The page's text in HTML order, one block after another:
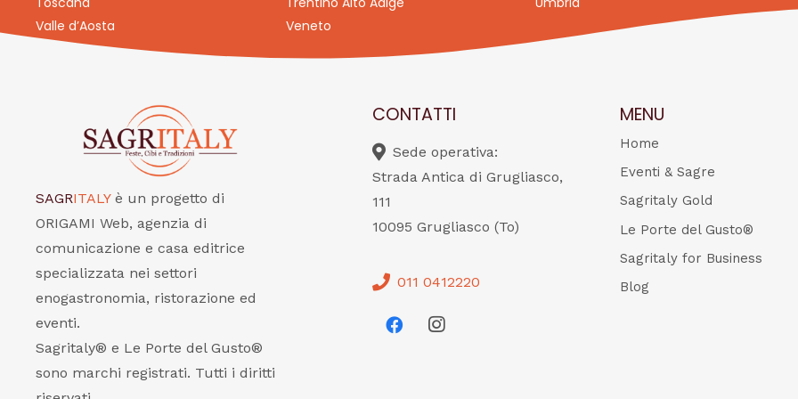
Valle d’Aosta
Veneto
SAGRITALY è un progetto di
ORIGAMI Web, agenzia di
comunicazione e casa editrice
specializzata nei settori
enogastronomia, ristorazione ed
eventi.
Sagritaly® e Le Porte del Gusto®
sono marchi registrati. Tutti i diritti
CONTATTI
Sede operativa:
Strada Antica di Grugliasco,
111
10095 Grugliasco (To)
011 0412220
MENU
Home
Eventi & Sagre
Sagritaly Gold
Le Porte del Gusto®
Sagritaly for Business
Blog